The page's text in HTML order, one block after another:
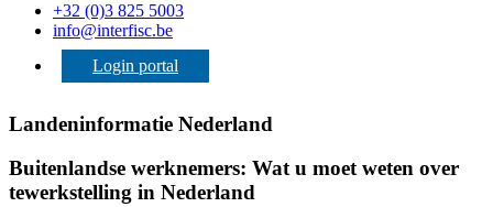
+32 (0)3 825 5003
info@interfisc.be
Login portal
Landeninformatie Nederland
Buitenlandse werknemers: Wat u moet weten over
tewerkstelling in Nederland